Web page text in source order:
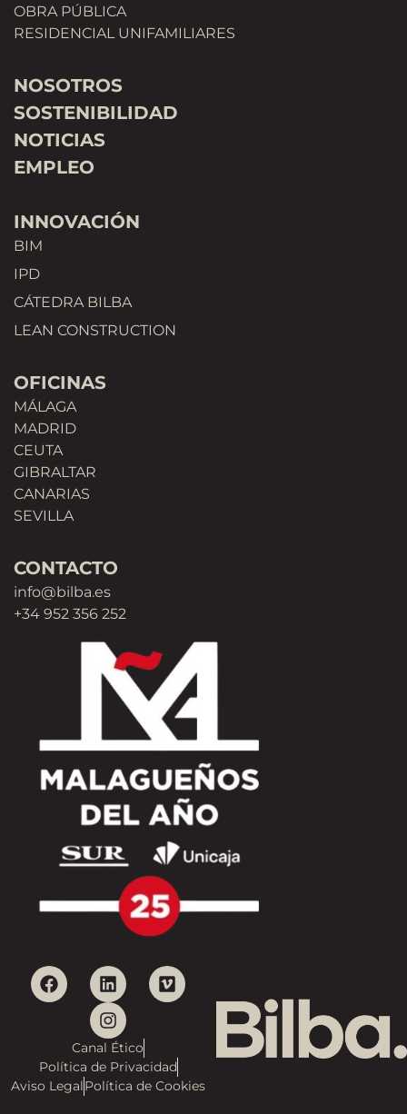
OBRA PÚBLICA
RESIDENCIAL UNIFAMILIARES
NOSOTROS
SOSTENIBILIDAD
NOTICIAS
EMPLEO
INNOVACIÓN
BIM
IPD
CÁTEDRA BILBA
LEAN CONSTRUCTION
OFICINAS
MÁLAGA
MADRID
CEUTA
GIBRALTAR
CANARIAS
SEVILLA
CONTACTO
info@bilba.es
+34 952 356 252
Canal Ético
Política de Privacidad
Aviso LegalPolítica de Cookies